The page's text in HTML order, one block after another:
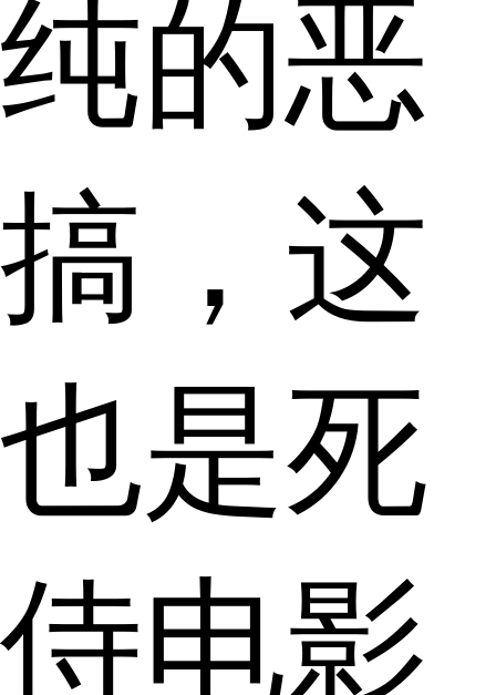
纯的恶
搞，这
也是死
侍电影